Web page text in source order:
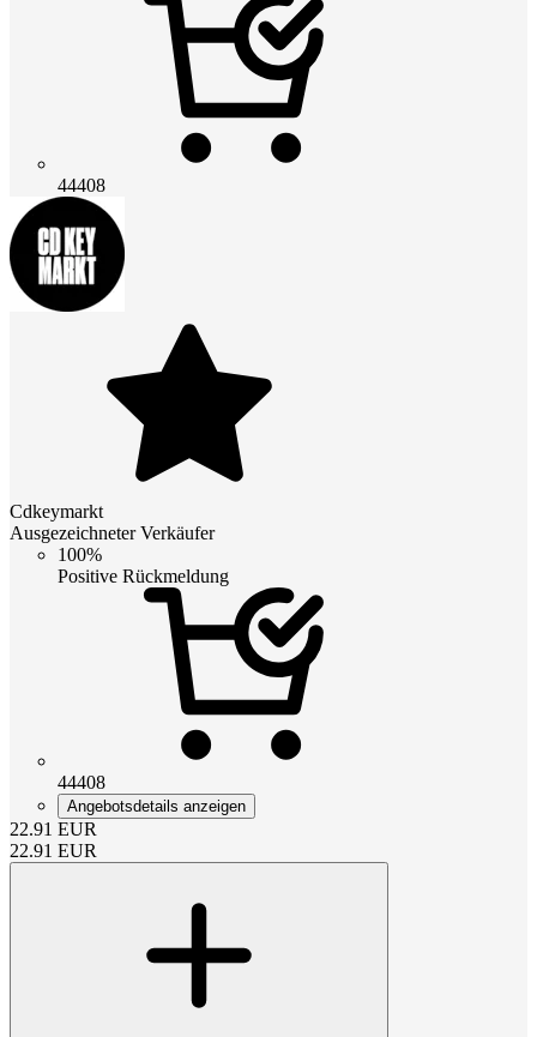
44408
Cdkeymarkt
Ausgezeichneter Verkäufer
100%
Positive Rückmeldung
44408
Angebotsdetails anzeigen
22.91 EUR
22.91 EUR